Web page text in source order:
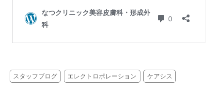
スタッフブログ エレクトロポレーション ケアシス